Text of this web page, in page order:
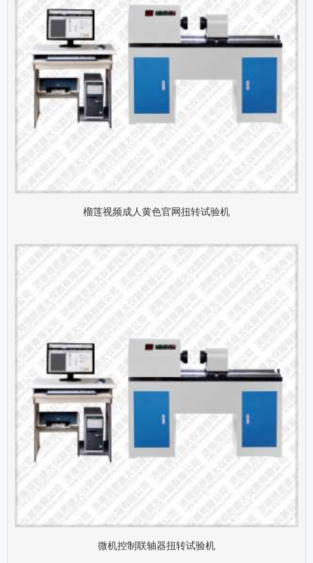
榴莲视频成人黄色官网扭转试验机
微机控制联轴器扭转试验机